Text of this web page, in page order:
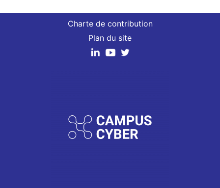
Charte de contribution
Plan du site